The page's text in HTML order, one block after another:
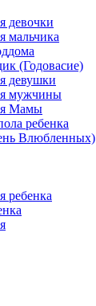
девочки
мальчика
(Годовасие)
девушки
мужчины
Мамы
ребенка
Влюбленных)
ребенка